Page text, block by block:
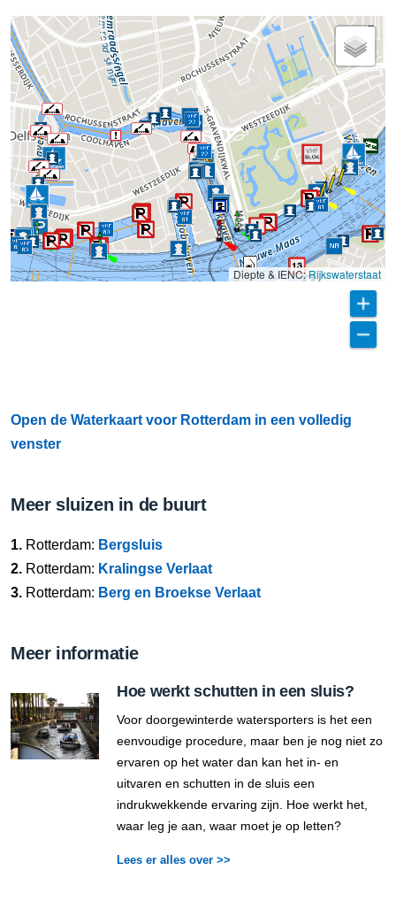
Diepte & IENC:Rijkswaterstaat
Open de Waterkaart voor Rotterdam in een volledig
venster
Meer sluizen in de buurt
1. Rotterdam: Bergsluis
2. Rotterdam: Kralingse Verlaat
3. Rotterdam: Berg en Broekse Verlaat
Meer informatie
Hoe werkt schutten in een sluis?
Voor doorgewinterde watersporters is het een
eenvoudige procedure, maar ben je nog niet zo
ervaren op het water dan kan het in- en
uitvaren en schutten in de sluis een
indrukwekkende ervaring zijn. Hoe werkt het,
waar leg je aan, waar moet je op letten?
Lees er alles over >>